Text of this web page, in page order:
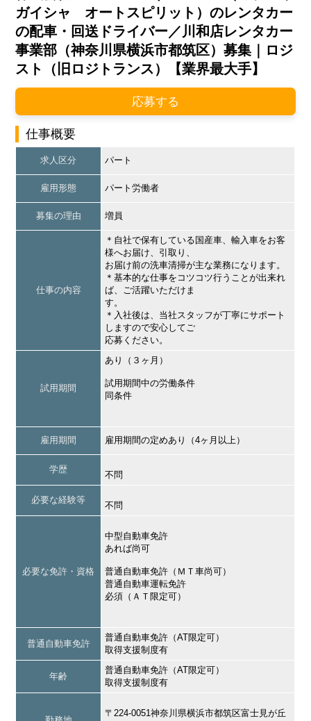
ガイシャ オートスピリット）のレンタカー
の配車・回送ドライバー／川和店レンタカー
事業部（神奈川県横浜市都筑区）募集｜ロジ
スト（旧ロジトランス）【業界最大手】
応募する
仕事概要
求人区分 パート
雇用形態 パート労働者
募集の理由 増員
仕事の内容
＊自社で保有している国産車、輸入車をお客
様へお届け、引取り、
お届け前の洗車清掃が主な業務になります。
＊基本的な仕事をコツコツ行うことが出来れ
ば、ご活躍いただけま
す。
＊入社後は、当社スタッフが丁寧にサポート
しますので安心してご
応募ください。
試用期間
あり（３ヶ月）
試用期間中の労働条件
同条件
雇用期間 雇用期間の定めあり（4ヶ月以上）
学歴
不問
必要な経験等
不問
必要な免許・資格
中型自動車免許
あれば尚可
普通自動車免許（ＭＴ車尚可）
普通自動車運転免許
必須（ＡＴ限定可）
普通自動車免許
普通自動車免許（AT限定可）
取得支援制度有
年齢
普通自動車免許（AT限定可）
取得支援制度有
〒224-0051神奈川県横浜市都筑区富士見が丘